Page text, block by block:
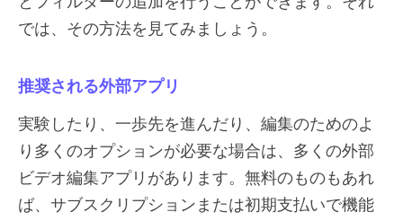
では、その方法を見てみましょう。
推奨される外部アプリ
実験したり、一歩先を進んだり、編集のためのよ
り多くのオプションが必要な場合は、多くの外部
ビデオ編集アプリがあります。無料のものもあれ
ば、サブスクリプションまたは初期支払いで機能